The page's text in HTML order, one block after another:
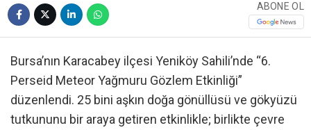
ABONE OL
Bursa’nın Karacabey ilçesi Yeniköy Sahili’nde “6.
Perseid Meteor Yağmuru Gözlem Etkinliği”
düzenlendi. 25 bini aşkın doğa gönüllüsü ve gökyüzü
tutkununu bir araya getiren etkinlikle; birlikte çevre